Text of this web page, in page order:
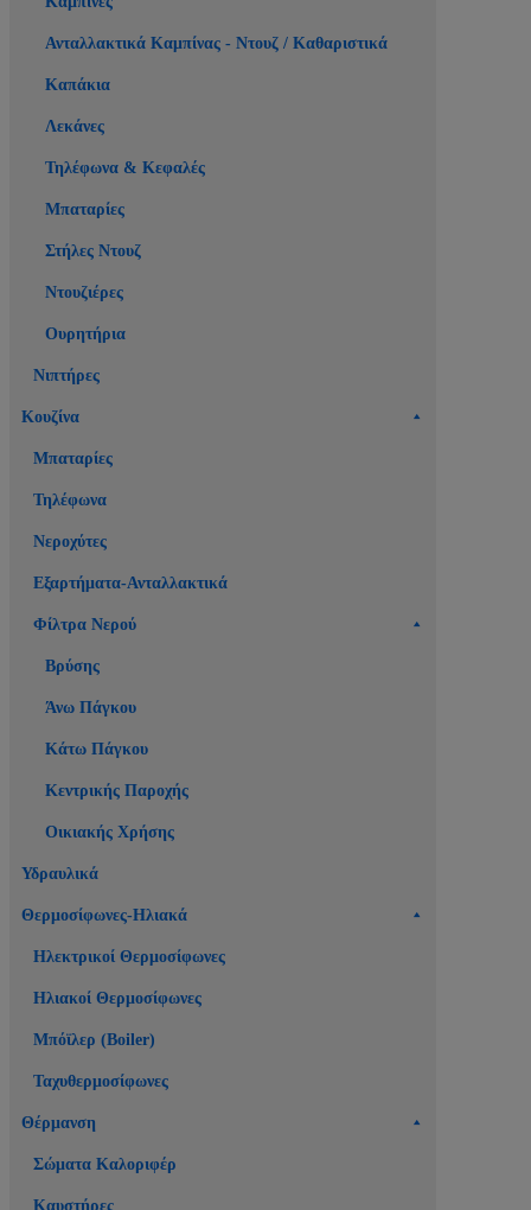
Ανταλλακτικά Καμπίνας - Ντουζ / Καθαριστικά
Καπάκια
Λεκάνες
Τηλέφωνα & Κεφαλές
Μπαταρίες
Στήλες Ντουζ
Ντουζιέρες
Ουρητήρια
Νιπτήρες
Κουζίνα
Μπαταρίες
Τηλέφωνα
Νεροχύτες
Εξαρτήματα-Ανταλλακτικά
Φίλτρα Νερού
Βρύσης
Άνω Πάγκου
Κάτω Πάγκου
Κεντρικής Παροχής
Οικιακής Χρήσης
Υδραυλικά
Θερμοσίφωνες-Ηλιακά
Ηλεκτρικοί Θερμοσίφωνες
Ηλιακοί Θερμοσίφωνες
Μπόϊλερ (Boiler)
Ταχυθερμοσίφωνες
Θέρμανση
Σώματα Καλοριφέρ
Καυστήρες